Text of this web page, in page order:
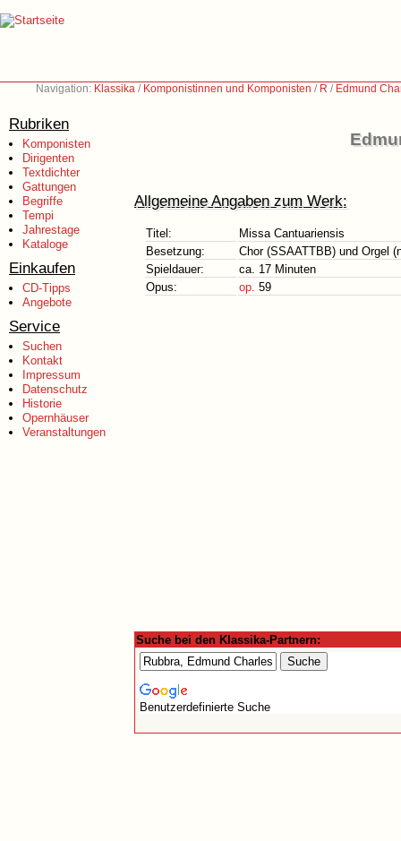
Navigation: Klassika / Komponistinnen und Komponisten / R / Edmund
Rubriken
Komponisten
Dirigenten
Textdichter
Gattungen
Begriffe
Tempi
Jahrestage
Kataloge
Einkaufen
CD-Tipps
Angebote
Service
Suchen
Kontakt
Impressum
Datenschutz
Historie
Opernhäuser
Veranstaltungen
Allgemeine Angaben zum Werk:
Titel:
Missa Cantuariensis
Besetzung:
Chor (SSAATTBB) und Orgel
Spieldauer:
ca. 17 Minuten
Opus:
op. 59
Suche bei den Klassika-Partnern:
Benutzerdefinierte Suche